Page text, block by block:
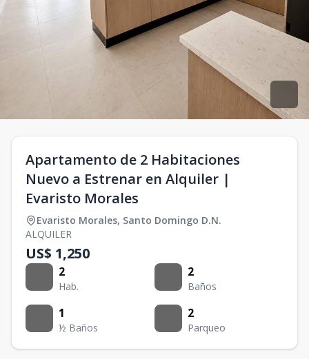
Apartamento de 2 Habitaciones
Nuevo a Estrenar en Alquiler |
Evaristo Morales
Evaristo Morales, Santo Domingo D.N.
ALQUILER
US$ 1,250
2
Hab.
2
Baños
1
½ Baños
2
Parqueo